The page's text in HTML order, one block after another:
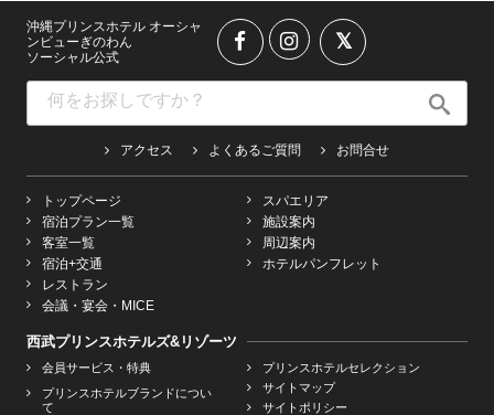
沖縄プリンスホテル オーシャ
ンビューぎのわん
ソーシャル公式
アクセス よくあるご質問 お問合せ
トップページ
宿泊プラン一覧
客室一覧
宿泊+交通
レストラン
会議・宴会・MICE
スパエリア
施設案内
周辺案内
ホテルパンフレット
西武プリンスホテルズ&リゾーツ
会員サービス・特典
プリンスホテルブランドについ
て
プリンスホテルセレクション
サイトマップ
サイトポリシー